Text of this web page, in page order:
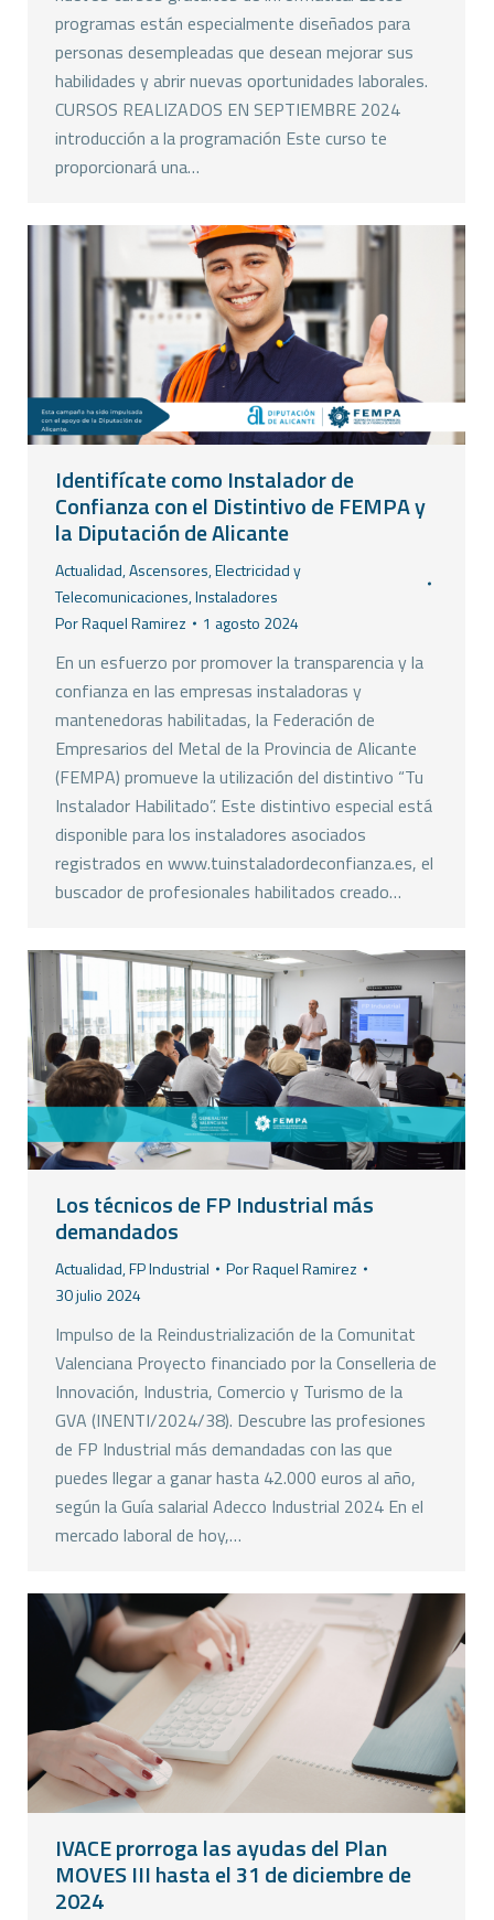
programas están especialmente diseñados para
personas desempleadas que desean mejorar sus
habilidades y abrir nuevas oportunidades laborales.
CURSOS REALIZADOS EN SEPTIEMBRE 2024
introducción a la programación Este curso te
proporcionará una…
Identifícate como Instalador de
Confianza con el Distintivo de FEMPA y
la Diputación de Alicante
Actualidad,Ascensores,Electricidad y
Telecomunicaciones,Instaladores
PorRaquel Ramirez 1 agosto 2024
En un esfuerzo por promover la transparencia y la
confianza en las empresas instaladoras y
mantenedoras habilitadas, la Federación de
Empresarios del Metal de la Provincia de Alicante
(FEMPA) promueve la utilización del distintivo “Tu
Instalador Habilitado”. Este distintivo especial está
disponible para los instaladores asociados
registrados en www.tuinstaladordeconfianza.es, el
buscador de profesionales habilitados creado…
Los técnicos de FP Industrial más
demandados
Actualidad,FP Industrial PorRaquel Ramirez
30 julio 2024
Impulso de la Reindustrialización de la Comunitat
Valenciana Proyecto financiado por la Conselleria de
Innovación, Industria, Comercio y Turismo de la
GVA (INENTI/2024/38). Descubre las profesiones
de FP Industrial más demandadas con las que
puedes llegar a ganar hasta 42.000 euros al año,
según la Guía salarial Adecco Industrial 2024 En el
mercado laboral de hoy,…
IVACE prorroga las ayudas del Plan
MOVES III hasta el 31 de diciembre de
2024